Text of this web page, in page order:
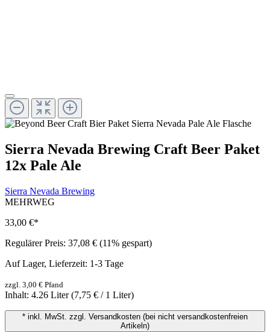
Sierra Nevada Brewing Craft Beer Paket
12x Pale Ale
Sierra Nevada Brewing
MEHRWEG
33,00 €*
Regulärer Preis: 37,08 € (11% gespart)
Auf Lager, Lieferzeit: 1-3 Tage
zzgl. 3,00 € Pfand
Inhalt: 4.26 Liter(7,75 € / 1 Liter)
* inkl. MwSt. zzgl. Versandkosten (bei nicht versandkostenfreien
Artikeln)